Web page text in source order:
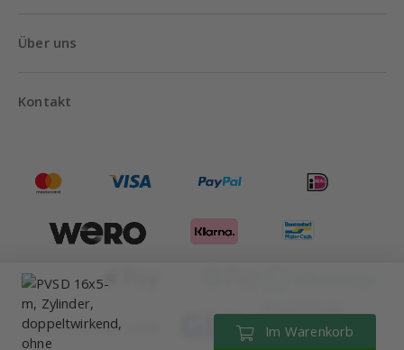
Im Warenkorb
Über uns
Kontakt
Wir versenden mit